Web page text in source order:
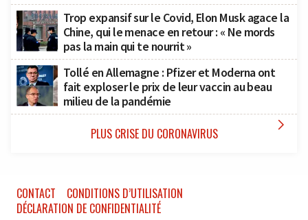
Trop expansif sur le Covid, Elon Musk agace la
Chine, qui le menace en retour : « Ne mords
pas la main qui te nourrit »
Tollé en Allemagne : Pfizer et Moderna ont
fait exploser le prix de leur vaccin au beau
milieu de la pandémie
PLUS CRISE DU CORONAVIRUS 
CONTACT
CONDITIONS D’UTILISATION
DÉCLARATION DE CONFIDENTIALITÉ